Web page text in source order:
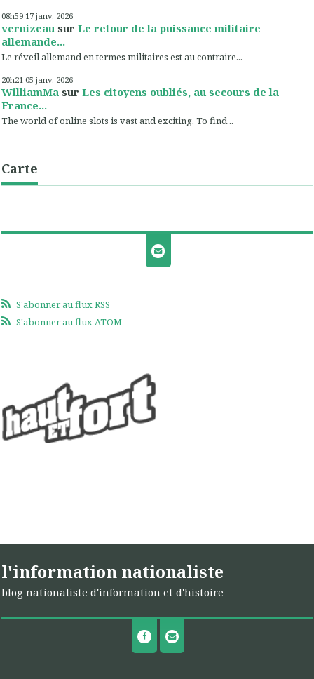
08h59 17 janv. 2026
vernizeau sur Le retour de la puissance militaire
allemande...
Le réveil allemand en termes militaires est au contraire...
20h21 05 janv. 2026
WilliamMa sur Les citoyens oubliés, au secours de la
France...
The world of online slots is vast and exciting. To find...
Carte
S'abonner au flux RSS
S'abonner au flux ATOM
l'information nationaliste
blog nationaliste d'information et d'histoire